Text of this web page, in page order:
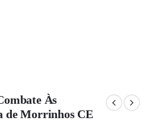
Às
de Morrinhos CE